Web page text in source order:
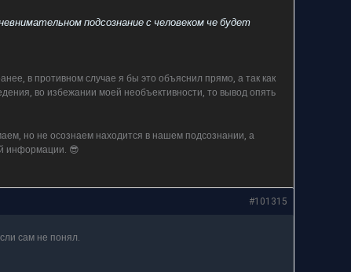
подсознание с человеком че будет
в противном случае я бы это объяснил прямо, а так как
во избежании моей необъективности, то вывод опять
но не осознаем находится в нашем подсознании, а
информации. 😎
#101315
сам не понял.